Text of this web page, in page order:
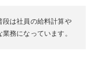
段は社員の給料計算や
務になっています。